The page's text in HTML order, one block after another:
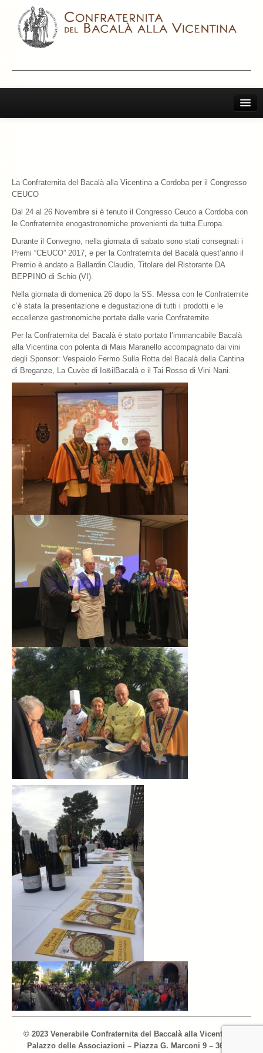
I Vini Consigliati
Storia e Leggenda
La Confraternita
Archivio 2019
Archivio 2017
Archivio 2010-2016
Archivio Confraternita del Bacalà
Bacalà Club
Sulla Rotta del Bacalà – Via Querinissima
La Ricetta
I Ristoranti
Contatti
La Confraternita del Bacalà alla Vicentina a Cordoba per il Congresso
CEUCO
Dal 24 al 26 Novembre si è tenuto il Congresso Ceuco a Cordoba con
le Confraternite enogastronomiche provenienti da tutta Europa.
Durante il Convegno, nella giornata di sabato sono stati consegnati i
Premi “CEUCO” 2017, e per la Confraternita del Bacalà quest’anno il
Premio è andato a Ballardin Claudio, Titolare del Ristorante DA
BEPPINO di Schio (VI).
Nella giornata di domenica 26 dopo la SS. Messa con le Confraternite
c’è stata la presentazione e degustazione di tutti i prodotti e le
eccellenze gastronomiche portate dalle varie Confraternite.
Per la Confraternita del Bacalà è stato portato l’immancabile Bacalà
alla Vicentina con polenta di Mais Maranello accompagnato dai vini
degli Sponsor: Vespaiolo Fermo Sulla Rotta del Bacalà della Cantina
di Breganze, La Cuvèe di Io&ilBacalà e il Tai Rosso di Vini Nani.
© 2023 Venerabile Confraternita del Baccalà alla Vicentina –
Palazzo delle Associazioni – Piazza G. Marconi 9 – 36066